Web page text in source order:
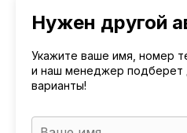
Нужен другой
Укажите ваше имя, номер
и наш менеджер подберет
варианты!